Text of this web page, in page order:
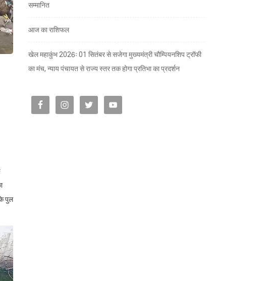
पुल
सम्मानित
आज का राशिफल
खेल महाकुंभ 2026ः 01 सितंबर से सजेगा मुख्यमंत्री चौम्पियनशिप ट्रॉफी
का मंच, न्याय पंचायत से राज्य स्तर तक होगा प्रतिभा का प्रदर्शन